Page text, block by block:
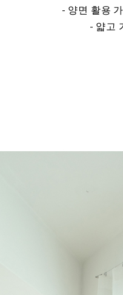
- 양면 활용
- 얇고